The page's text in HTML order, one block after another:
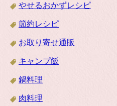
やせるおかずレシピ
節約レシピ
お取り寄せ通販
キャンプ飯
鍋料理
肉料理